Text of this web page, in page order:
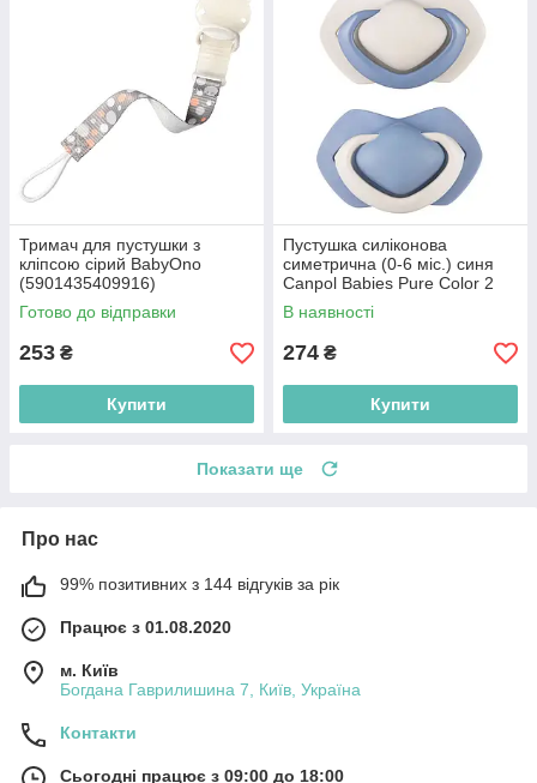
Тримач для пустушки з
кліпсою сірий BabyOno
(5901435409916)
Готово до відправки
253 ₴
Купити
Пустушка силіконова
симетрична (0-6 міс.) синя
Canpol Babies Pure Color 2
шт. (5903407992679)
В наявності
274 ₴
Купити
Показати ще
Про нас
99% позитивних з 144 відгуків за рік
Працює з 01.08.2020
м. Київ
Богдана Гаврилишина 7, Київ, Україна
Контакти
Сьогодні працює з 09:00 до 18:00